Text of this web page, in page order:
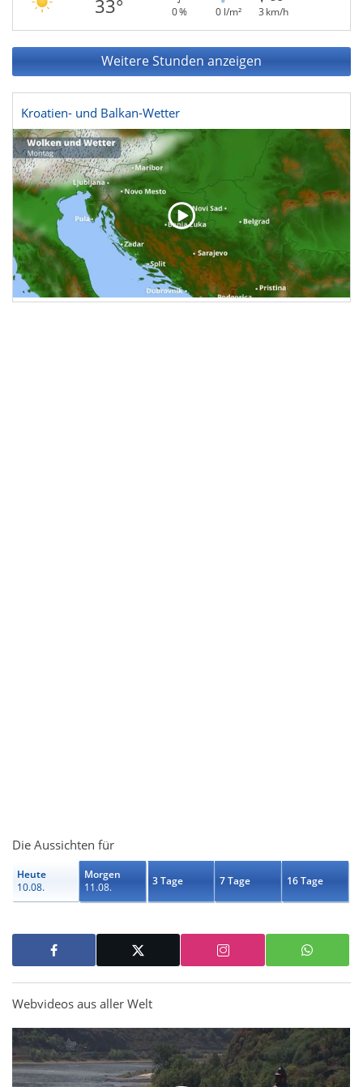
33° 0 % 0 l/m²
3 km/h
Weitere Stunden anzeigen
Kroatien- und Balkan-Wetter
Die Aussichten für
Heute
10.08.
Morgen
11.08.
3 Tage 7 Tage 16 Tage
Webvideos aus aller Welt